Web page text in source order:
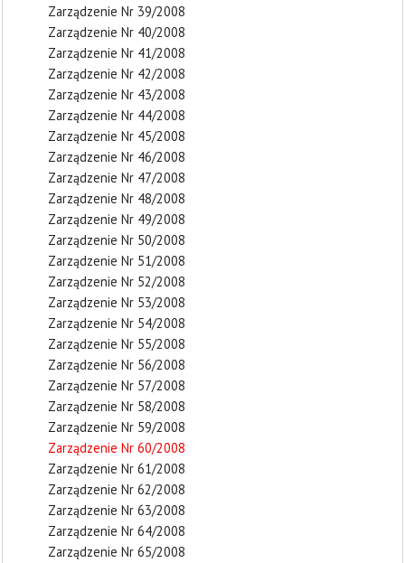
Zarządzenie Nr 39/2008
Zarządzenie Nr 40/2008
Zarządzenie Nr 41/2008
Zarządzenie Nr 42/2008
Zarządzenie Nr 43/2008
Zarządzenie Nr 44/2008
Zarządzenie Nr 45/2008
Zarządzenie Nr 46/2008
Zarządzenie Nr 47/2008
Zarządzenie Nr 48/2008
Zarządzenie Nr 49/2008
Zarządzenie Nr 50/2008
Zarządzenie Nr 51/2008
Zarządzenie Nr 52/2008
Zarządzenie Nr 53/2008
Zarządzenie Nr 54/2008
Zarządzenie Nr 55/2008
Zarządzenie Nr 56/2008
Zarządzenie Nr 57/2008
Zarządzenie Nr 58/2008
Zarządzenie Nr 59/2008
Zarządzenie Nr 60/2008
Zarządzenie Nr 61/2008
Zarządzenie Nr 62/2008
Zarządzenie Nr 63/2008
Zarządzenie Nr 64/2008
Zarządzenie Nr 65/2008